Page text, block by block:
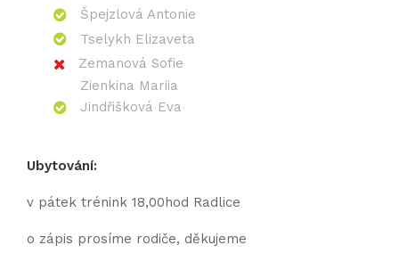
Špejzlová Antonie
Tselykh Elizaveta
Zemanová Sofie
Zienkina Mariia
Jindřišková Eva
Ubytování:
v pátek trénink 18,00hod Radlice
o zápis prosíme rodiče, děkujeme